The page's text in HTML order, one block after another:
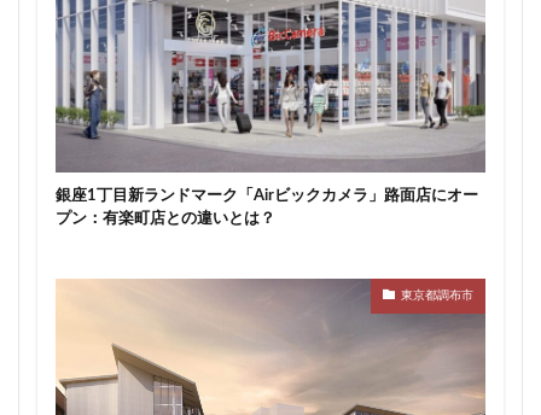
銀座1丁目新ランドマーク「Airビックカメラ」路面店にオー
プン：有楽町店との違いとは？
東京都調布市